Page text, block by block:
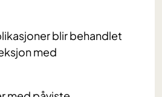
blir behandlet
med